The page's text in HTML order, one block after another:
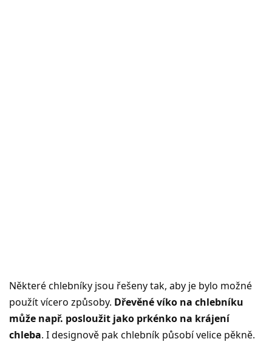
Některé chlebníky jsou řešeny tak, aby je bylo možné
použít vícero způsoby. Dřevěné víko na chlebníku
může např. posloužit jako prkénko na krájení
chleba. I designově pak chlebník působí velice pěkně.